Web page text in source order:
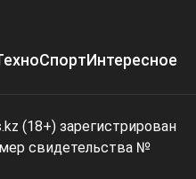
СпортИнтересное
(18+) зарегистрирован
свидетельства №